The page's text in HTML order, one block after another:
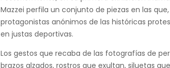
Mazzei perfila un conjunto de piezas en las
protagonistas anónimos de las históricas
en justas deportivas.
Los gestos que recaba de las fotografías de
brazos alzados, rostros que exultan, siluetas